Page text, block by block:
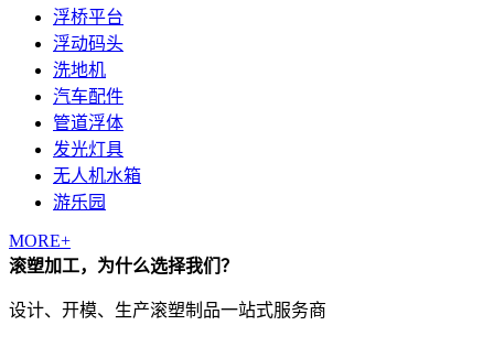
浮桥平台
浮动码头
洗地机
汽车配件
管道浮体
发光灯具
无人机水箱
游乐园
MORE+
滚塑加工，为什么选择我们？
设计、开模、生产滚塑制品一站式服务商